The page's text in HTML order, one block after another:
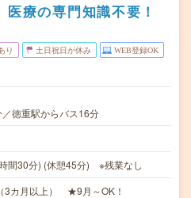
医療の専門知識不要！
り 土日祝日が休み WEB登録OK
徳重駅からバス16分
間30分) (休憩45分) ※残業なし
3カ月以上） ★9月～OK！